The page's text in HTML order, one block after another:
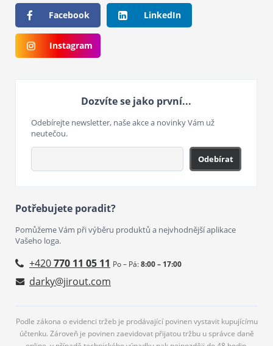
Facebook LinkedIn
Instagram
Dozvíte se jako první...
Odebírejte newsletter, naše akce a novinky Vám už
neutečou.
Odebírat
Potřebujete poradit?
Pomůžeme Vám při výběru produktů a nejvhodnější aplikace
Vašeho loga.
+420770 11 05 11 Po – Pá:8:00 – 17:00
darky@jirout.com
Podle zákona o evidenci tržeb je prodávající povinen vystavit kupujícímu
účtenku. Zároveň je povinen zaevidovat přijatou tržbu u správce daně